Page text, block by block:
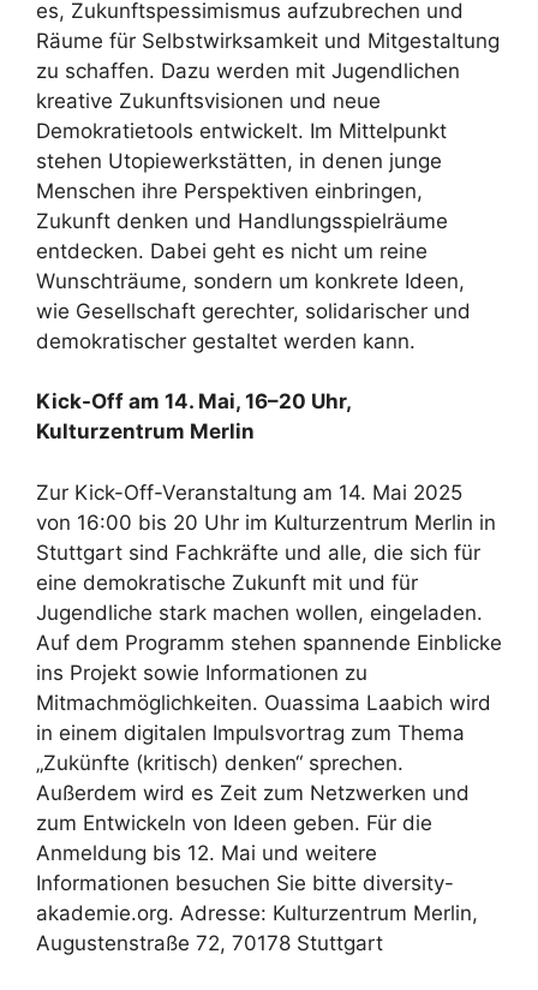
es, Zukunftspessimismus aufzubrechen und
Räume für Selbstwirksamkeit und Mitgestaltung
zu schaffen. Dazu werden mit Jugendlichen
kreative Zukunftsvisionen und neue
Demokratietools entwickelt. Im Mittelpunkt
stehen Utopiewerkstätten, in denen junge
Menschen ihre Perspektiven einbringen,
Zukunft denken und Handlungsspielräume
entdecken. Dabei geht es nicht um reine
Wunschträume, sondern um konkrete Ideen,
wie Gesellschaft gerechter, solidarischer und
demokratischer gestaltet werden kann.
Kick-Off am 14. Mai, 16–20 Uhr,
Kulturzentrum Merlin
Zur Kick-Off-Veranstaltung am 14. Mai 2025
von 16:00 bis 20 Uhr im Kulturzentrum Merlin in
Stuttgart sind Fachkräfte und alle, die sich für
eine demokratische Zukunft mit und für
Jugendliche stark machen wollen, eingeladen.
Auf dem Programm stehen spannende Einblicke
ins Projekt sowie Informationen zu
Mitmachmöglichkeiten. Ouassima Laabich wird
in einem digitalen Impulsvortrag zum Thema
„Zukünfte (kritisch) denken“ sprechen.
Außerdem wird es Zeit zum Netzwerken und
zum Entwickeln von Ideen geben. Für die
Anmeldung bis 12. Mai und weitere
Informationen besuchen Sie bitte diversity-
akademie.org. Adresse: Kulturzentrum Merlin,
Augustenstraße 72, 70178 Stuttgart